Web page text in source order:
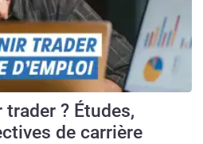
? Études,
de carrière